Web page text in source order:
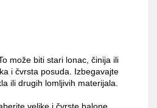
može biti stari lonac, činija ili
i čvrsta posuda. Izbegavajte
ili drugih lomljivih materijala.
velike i čvrste balone.